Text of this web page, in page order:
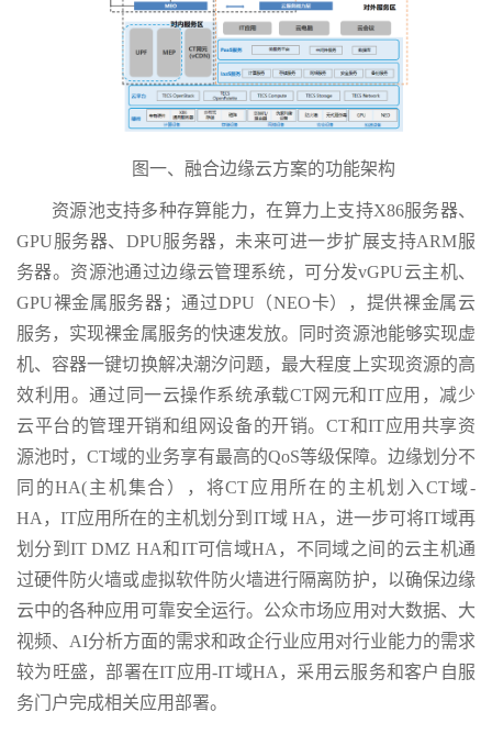
图一、融合边缘云方案的功能架构
资源池支持多种存算能力，在算力上支持X86服务器、
GPU服务器、DPU服务器，未来可进一步扩展支持ARM服
务器。资源池通过边缘云管理系统，可分发vGPU云主机、
GPU裸金属服务器；通过DPU（NEO卡），提供裸金属云
服务，实现裸金属服务的快速发放。同时资源池能够实现虚
机、容器一键切换解决潮汐问题，最大程度上实现资源的高
效利用。通过同一云操作系统承载CT网元和IT应用，减少
云平台的管理开销和组网设备的开销。CT和IT应用共享资
源池时，CT域的业务享有最高的QoS等级保障。边缘划分不
同的HA(主机集合），将CT应用所在的主机划入CT域-
HA，IT应用所在的主机划分到IT域 HA，进一步可将IT域再
划分到IT DMZ HA和IT可信域HA，不同域之间的云主机通
过硬件防火墙或虚拟软件防火墙进行隔离防护，以确保边缘
云中的各种应用可靠安全运行。公众市场应用对大数据、大
视频、AI分析方面的需求和政企行业应用对行业能力的需求
较为旺盛，部署在IT应用-IT域HA，采用云服务和客户自服
务门户完成相关应用部署。